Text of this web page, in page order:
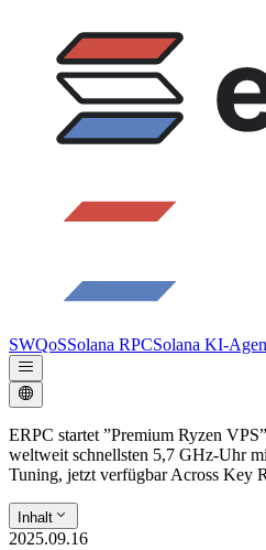
SWQoSSolana RPCSolana KI-
ERPC startet ”Premium Ryzen
weltweit schnellsten 5,7 GHz-Uhr
Tuning, jetzt verfügbar Across Key
Inhalt
2025.09.16